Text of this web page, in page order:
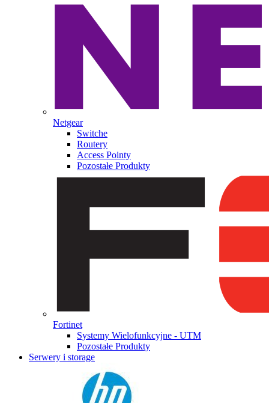
Netgear
Switche
Routery
Access Pointy
Pozostałe Produkty
Fortinet
Systemy Wielofunkcyjne - UTM
Pozostałe Produkty
Serwery i storage